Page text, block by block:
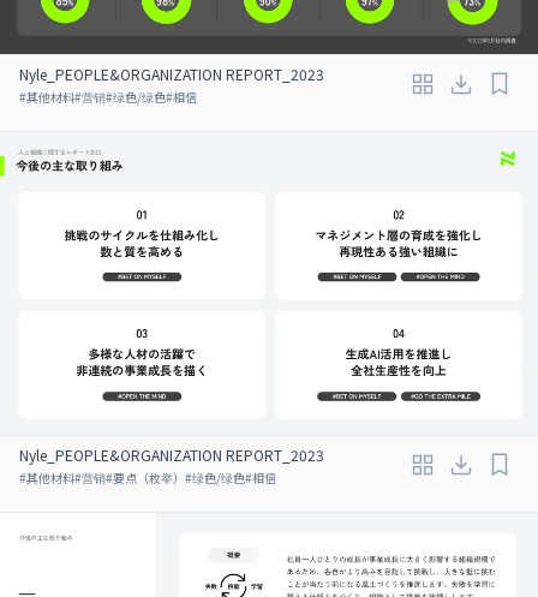
Nyle_PEOPLE&ORGANIZATION REPORT_2023
#其他材料#营销#绿色/绿色#相信
Nyle_PEOPLE&ORGANIZATION REPORT_2023
#其他材料#营销#要点（枚举） #绿色/绿色#相信